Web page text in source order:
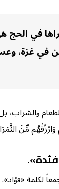
في
في
فلما أجابه الله
»
.
لكلمة